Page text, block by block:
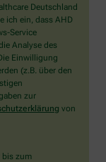
Deutschland
ich ein, dass AHD
Service
Analyse des
Einwilligung
(z.B. über den
zur
von
bis zum